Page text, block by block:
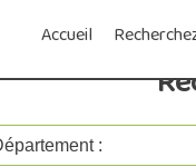
Accueil